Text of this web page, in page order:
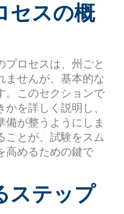
セスの概
プロセスは、州ごと
ませんが、基本的な
。このセクションで
を詳しく説明し、
備が整うようにしま
ことが、試験をスム
高めるための鍵で
ステップ